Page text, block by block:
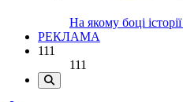
На якому боці
РЕКЛАМА
111
111